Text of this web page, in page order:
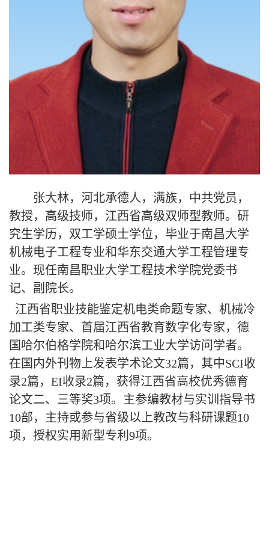
张大林，河北承德人，满族，中共党员，
教授，高级技师，江西省高级双师型教师。研
究生学历，双工学硕士学位，毕业于南昌大学
机械电子工程专业和华东交通大学工程管理专
业。现任南昌职业大学工程技术学院党委书
记、副院长。
江西省职业技能鉴定机电类命题专家、机械冷
加工类专家、首届江西省教育数字化专家，德
国哈尔伯格学院和哈尔滨工业大学访问学者。
在国内外刊物上发表学术论文32篇，其中SCI收
录2篇，EI收录2篇，获得江西省高校优秀德育
论文二、三等奖3项。主参编教材与实训指导书
10部，主持或参与省级以上教改与科研课题10
项，授权实用新型专利9项。